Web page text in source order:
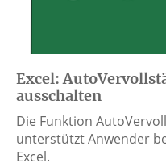
Excel:
ausschalten
Die Funktion
unterstützt Anwender
Excel.